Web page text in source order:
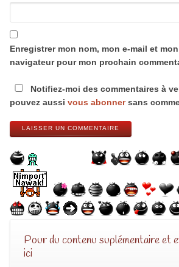
Enregistrer mon nom, mon e-mail et
navigateur pour mon prochain
Notifiez-moi des commentaires à
pouvez aussi vous abonnersans
LAISSER UN COMMENTAIRE
Pour du contenu suplémentaire et
ici